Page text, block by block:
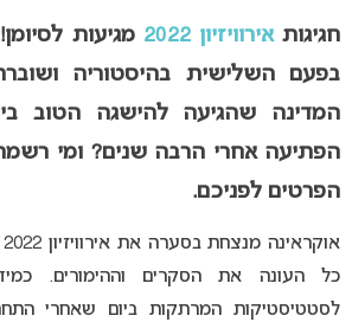
חגיגותאירוויזיון 2022
מגיעות
בפעם השלישית בהיסטוריה
המדינה שהגיעה להישגה הטוב
הפתיעה אחרי הרבה שנים? ומי
הפרטים לפניכם.
כל העונה את הסקרים וההימורים.
לסטטיסטיקות המרתקות ביום שאחרי